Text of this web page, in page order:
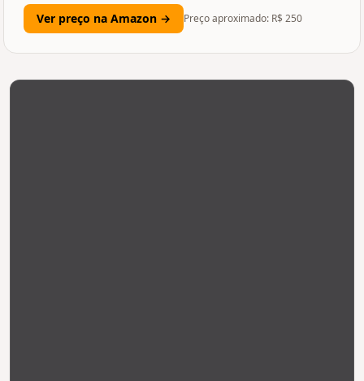
Ver preço na Amazon → Preço aproximado: R$ 250